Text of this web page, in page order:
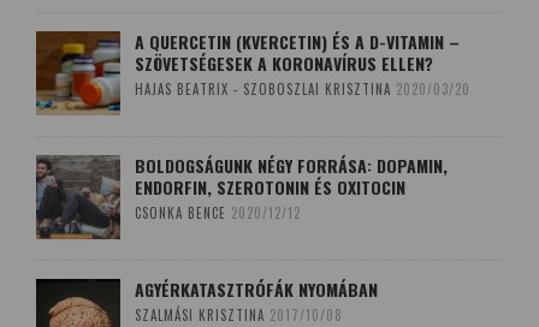
A QUERCETIN (KVERCETIN) ÉS A D-VITAMIN –
SZÖVETSÉGESEK A KORONAVÍRUS ELLEN?
HAJAS BEATRIX - SZOBOSZLAI KRISZTINA 2020/03/20
BOLDOGSÁGUNK NÉGY FORRÁSA: DOPAMIN,
ENDORFIN, SZEROTONIN ÉS OXITOCIN
CSONKA BENCE 2020/12/12
AGYÉRKATASZTRÓFÁK NYOMÁBAN
SZALMÁSI KRISZTINA 2017/10/08